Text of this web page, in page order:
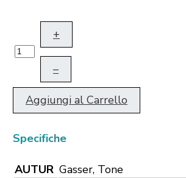
+
–
Aggiungi al Carrello
Specifiche
AUTUR Gasser, Tone